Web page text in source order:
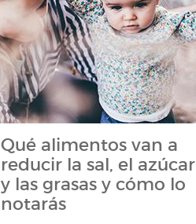
Qué alimentos van a
reducir la sal, el azúcar
y las grasas y cómo lo
notarás